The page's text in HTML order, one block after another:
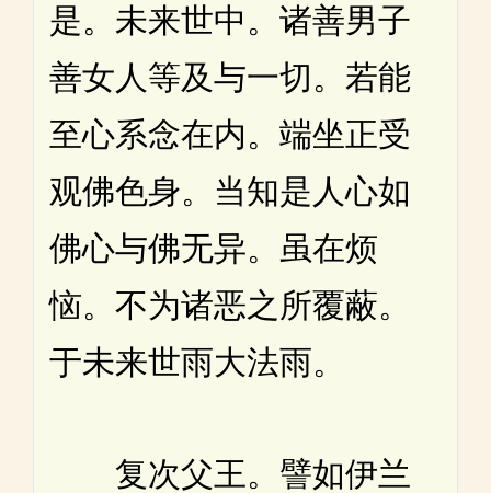
是。未来世中。诸善男子
善女人等及与一切。若能
至心系念在内。端坐正受
观佛色身。当知是人心如
佛心与佛无异。虽在烦
恼。不为诸恶之所覆蔽。
于未来世雨大法雨。
复次父王。譬如伊兰